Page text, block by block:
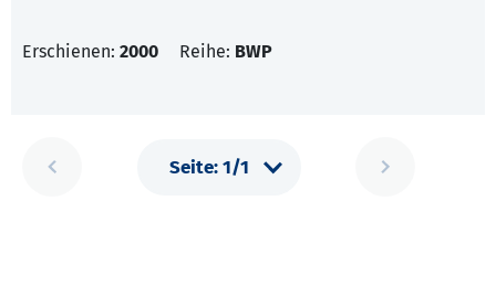
Erschienen: 2000 Reihe: BWP